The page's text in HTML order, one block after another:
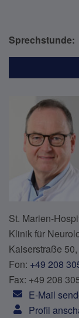
Sprechstunde:
St. Marien-
Klinik für
Kaiserstraße
Fon: +49 208
Fax: +49 208
E-Mail
Profil